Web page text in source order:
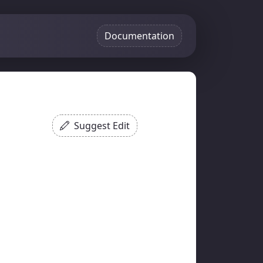
Documentation
Suggest Edit